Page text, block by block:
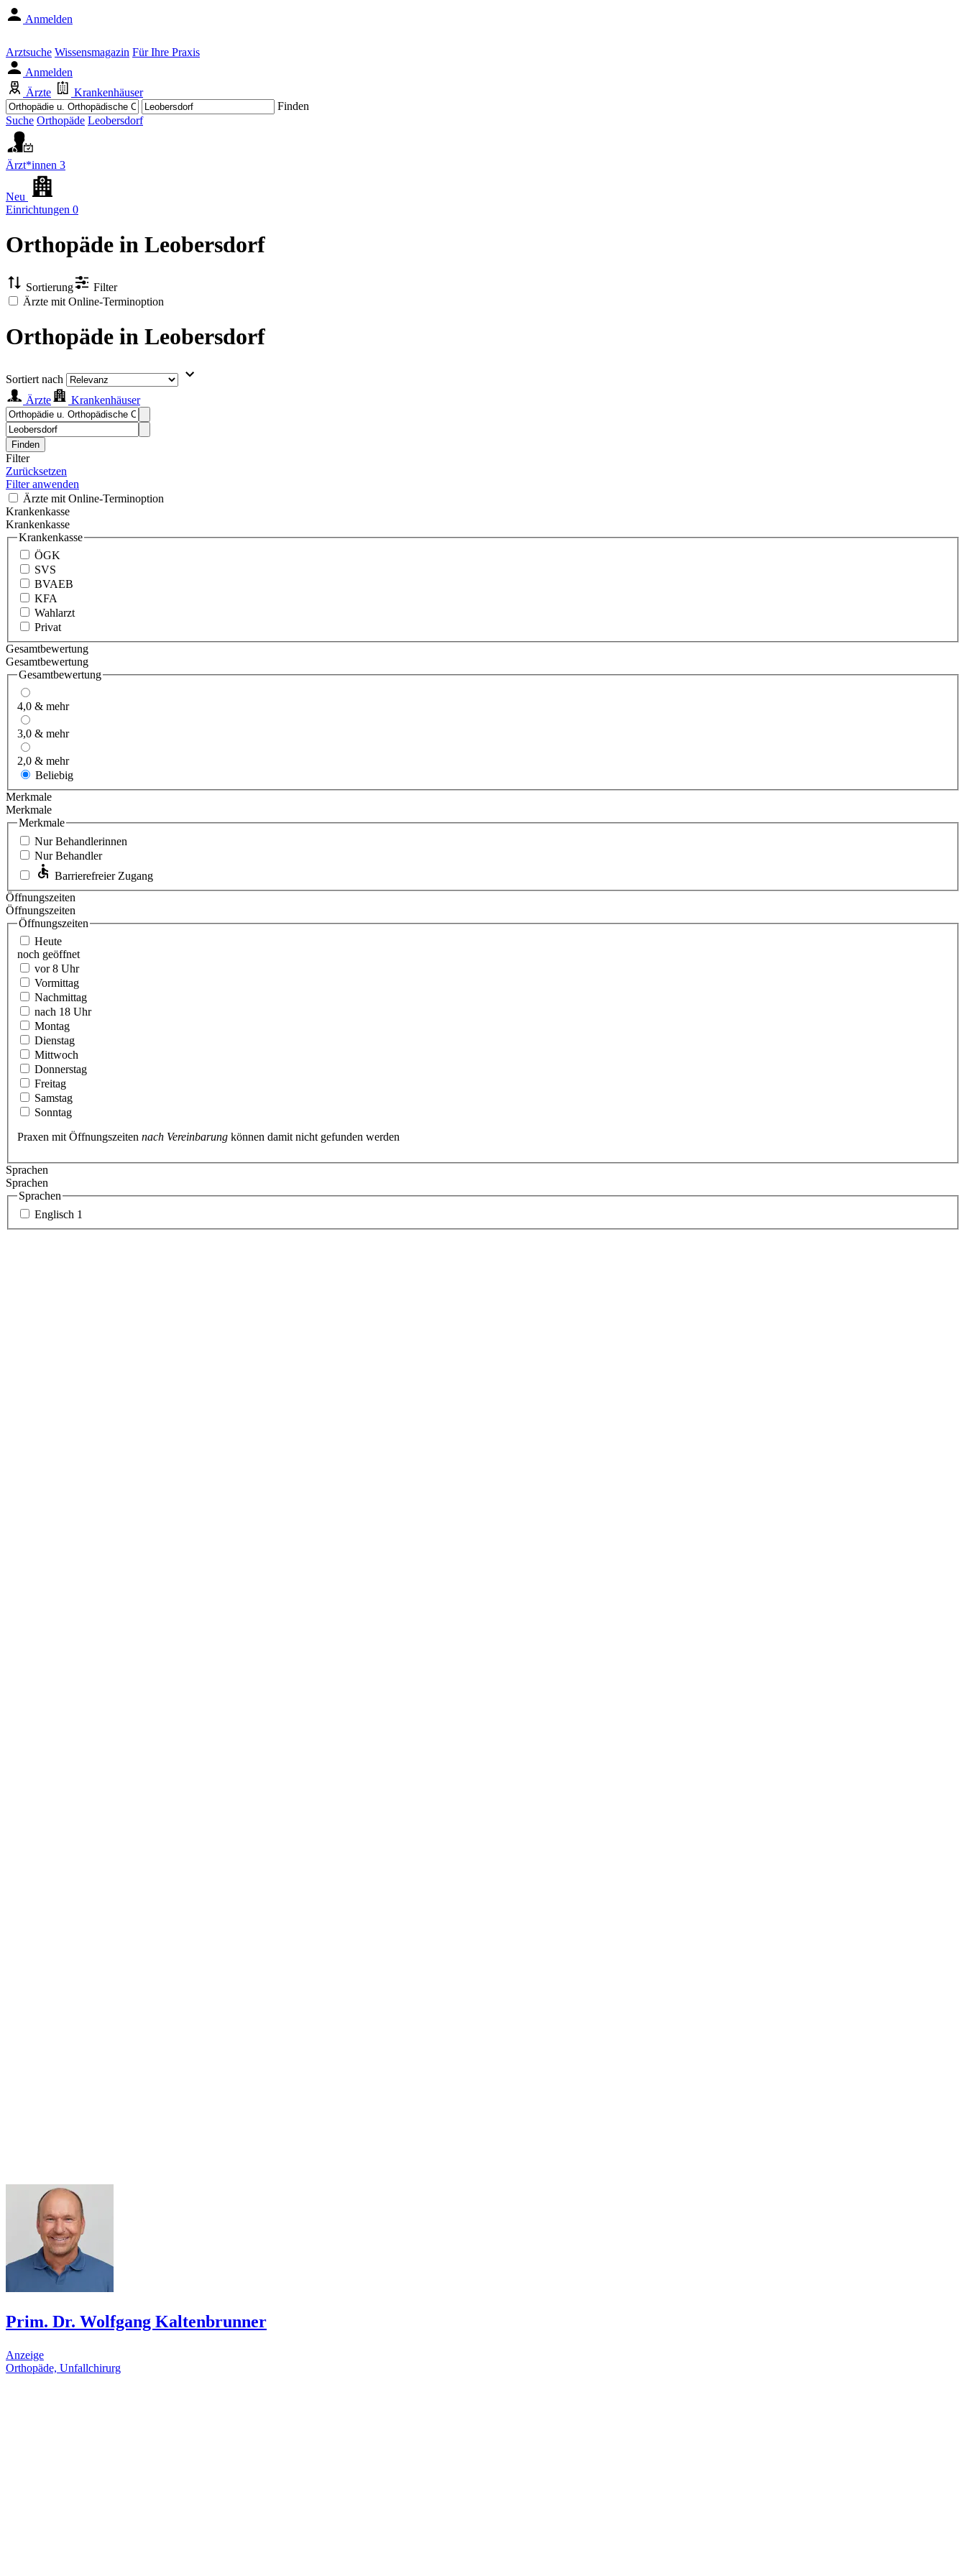
Anmelden
Arztsuche Wissensmagazin Für Ihre Praxis
Anmelden
Ärzte
Krankenhäuser
Finden
Suche Orthopäde Leobersdorf
Ärzt*innen 3
Neu
Einrichtungen 0
Orthopäde in Leobersdorf
Sortierung
Filter
Ärzte mit Online-Terminoption
Orthopäde in Leobersdorf
Sortiert nach
Ärzte
Krankenhäuser
Finden
Filter
Zurücksetzen
Filter anwenden
Ärzte mit Online-Terminoption
Krankenkasse
Krankenkasse
Krankenkasse
ÖGK
SVS
BVAEB
KFA
Wahlarzt
Privat
Gesamtbewertung
Gesamtbewertung
Gesamtbewertung
4,0 & mehr
3,0 & mehr
2,0 & mehr
Beliebig
Merkmale
Merkmale
Merkmale
Nur Behandlerinnen
Nur Behandler
Barrierefreier Zugang
Öffnungszeiten
Öffnungszeiten
Öffnungszeiten
Heute
noch geöffnet
vor 8 Uhr
Vormittag
Nachmittag
nach 18 Uhr
Montag
Dienstag
Mittwoch
Donnerstag
Freitag
Samstag
Sonntag
Praxen mit Öffnungszeiten nach Vereinbarung können damit nicht gefunden werden
Sprachen
Sprachen
Sprachen
Englisch 1
Prim. Dr. Wolfgang Kaltenbrunner
Anzeige
Orthopäde, Unfallchirurg